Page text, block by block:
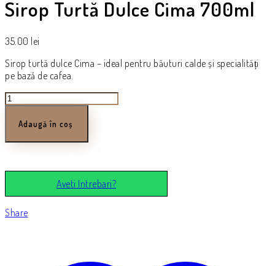
Sirop Turtă Dulce Cima 700ml
35.00 lei
Sirop turtă dulce Cima – ideal pentru băuturi calde și specialități
pe bază de cafea.
Cantitate
Sirop
Turtă
Cima
Adaugă în coș
Aveti Intrebari?
Share